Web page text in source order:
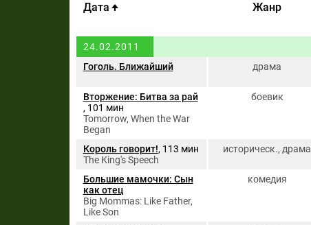
Дата Жанр
24.02.2011
Гоголь. Ближайший драма
Вторжение: Битва за рай
, 101 мин
Tomorrow, When the War
Began
боевик
Король говорит!, 113 мин
The King's Speech
историческ., драма
Большие мамочки: Сын
как отец
Big Mommas: Like Father,
Like Son
комедия